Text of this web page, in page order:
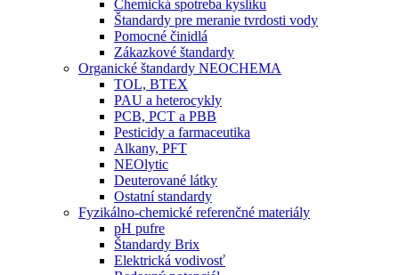
Chemická spotreba kyslíku
Štandardy pre meranie tvrdosti vody
Pomocné činidlá
Zákazkové štandardy
Organické štandardy NEOCHEMA
TOL, BTEX
PAU a heterocykly
PCB, PCT a PBB
Pesticidy a farmaceutika
Alkany, PFT
NEOlytic
Deuterované látky
Ostatní standardy
Fyzikálno-chemické referenčné materiály
pH pufre
Štandardy Brix
Elektrická vodivosť